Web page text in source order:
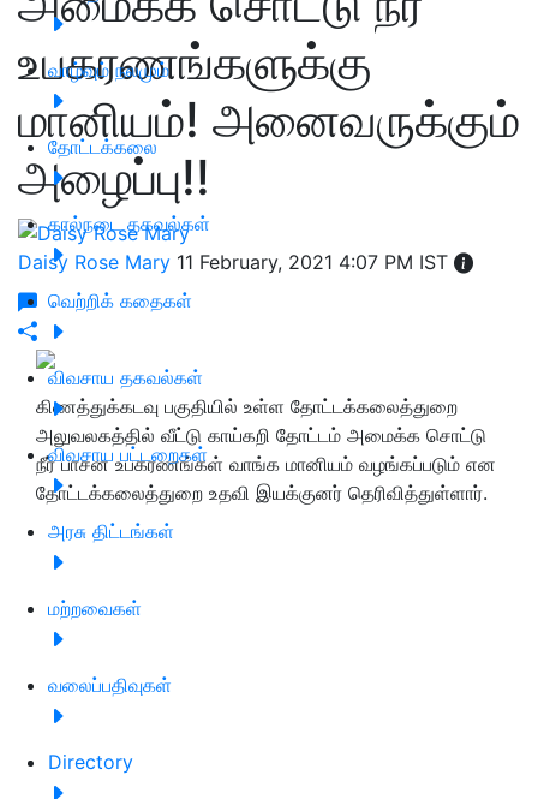
வாழ்வும் நலமும்
தோட்டக்கலை
கால்நடை தகவல்கள்
வெற்றிக் கதைகள்
விவசாய தகவல்கள்
விவசாய பட்டறைகள்
அரசு திட்டங்கள்
மற்றவைகள்
வலைப்பதிவுகள்
Directory
உபகரணங்களுக்கு
மானியம்! அனைவருக்கும்
அழைப்பு!!
Daisy Rose Mary 11 February, 2021 4:07 PM IST
கிணத்துக்கடவு பகுதியில் உள்ள தோட்டக்கலைத்துறை
அலுவலகத்தில் வீட்டு காய்கறி தோட்டம் அமைக்க சொட்டு
நீர் பாசன உபகரணங்கள் வாங்க மானியம் வழங்கப்படும் என
தோட்டக்கலைத்துறை உதவி இயக்குனர் தெரிவித்துள்ளார்.